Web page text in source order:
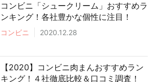
コンビニ「シュークリーム」おすすめラ
ンキング！各社豊かな個性に注目！
コンビニ 2020.12.28
【2020】コンビニ肉まんおすすめラン
キング！４社徹底比較＆口コミ調査！